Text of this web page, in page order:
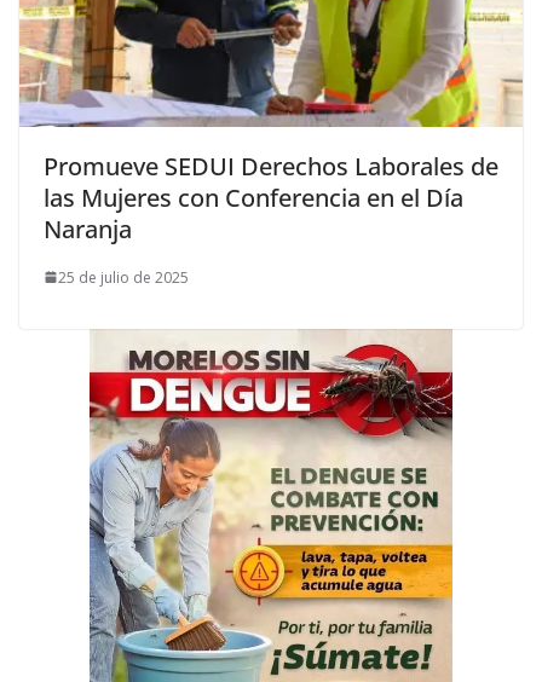
Promueve SEDUI Derechos Laborales de
las Mujeres con Conferencia en el Día
Naranja
25 de julio de 2025